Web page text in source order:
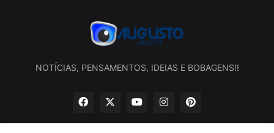
NOTÍCIAS, PENSAMENTOS, IDEIAS E BOBAGENS!!